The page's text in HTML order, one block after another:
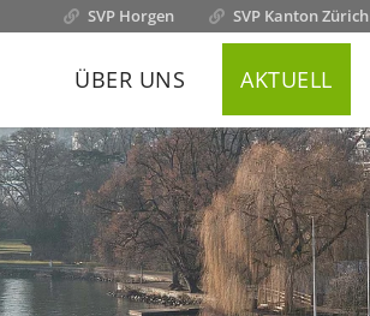
ÜBER UNS AKTUELL
SVP Horgen SVP Kanton Zürich